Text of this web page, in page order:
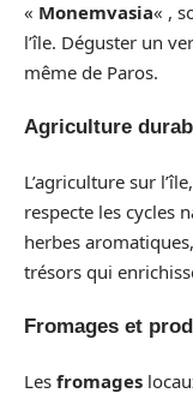
« Monemvasia« ,
l’île. Déguster un
même de Paros.
Agriculture
L’agriculture sur
respecte les cycles
herbes
trésors qui
Fromages et
Les fromages